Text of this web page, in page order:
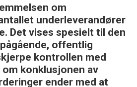
om
underleverandører
Det vises spesielt til den
offentlig
kontrollen med
om konklusjonen av
ender med at